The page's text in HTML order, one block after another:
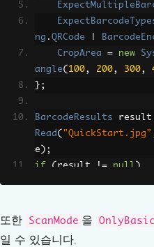
ng . QRCode
CropArea
= new
angle( 100, 200, 300,
};
BarcodeResults result
Read ( "QuickStart.jpg"
e );
if
( result != null
)
또한 ScanMode 을
일 수 있습니다.